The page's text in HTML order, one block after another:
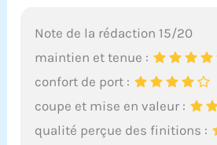
Note de la rédaction 15/20
maintien et tenue :
confort de port :
coupe et mise en valeur :
qualité perçue des finitions :